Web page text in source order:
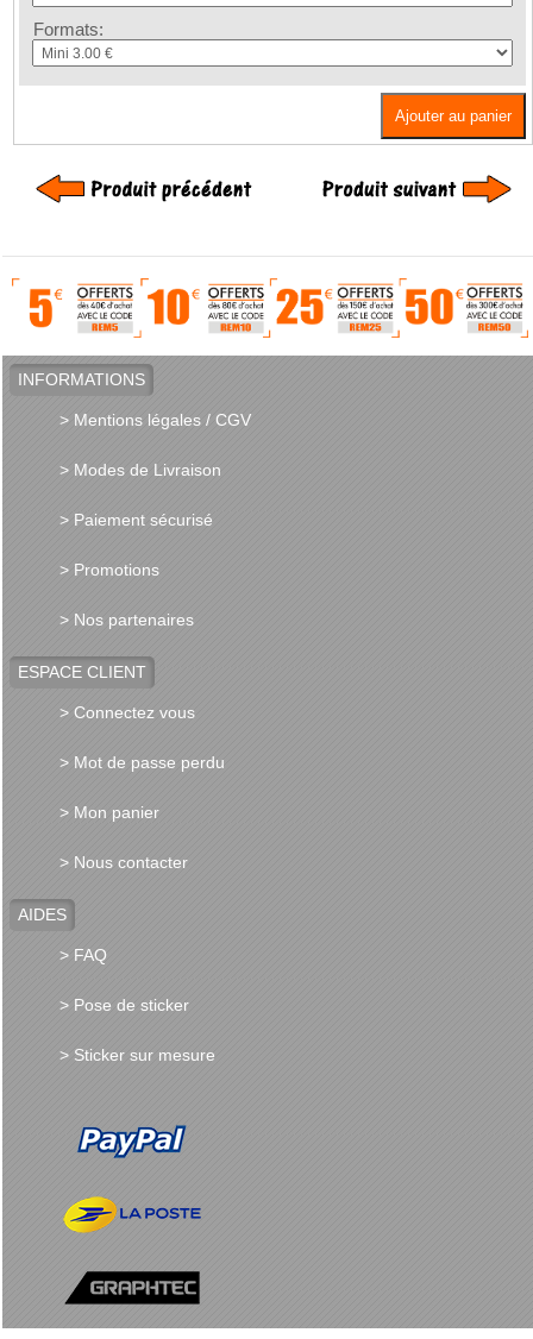
Formats:
Ajouter au panier
INFORMATIONS
> Mentions légales / CGV
> Modes de Livraison
> Paiement sécurisé
> Promotions
> Nos partenaires
ESPACE CLIENT
> Connectez vous
> Mot de passe perdu
> Mon panier
> Nous contacter
AIDES
> FAQ
> Pose de sticker
> Sticker sur mesure